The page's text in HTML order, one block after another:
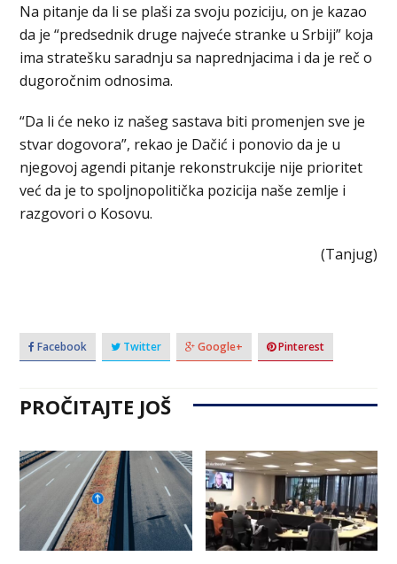
Na pitanje da li se plaši za svoju poziciju, on je kazao
da je “predsednik druge najveće stranke u Srbiji” koja
ima stratešku saradnju sa naprednjacima i da je reč o
dugoročnim odnosima.
“Da li će neko iz našeg sastava biti promenjen sve je
stvar dogovora”, rekao je Dačić i ponovio da je u
njegovoj agendi pitanje rekonstrukcije nije prioritet
već da je to spoljnopolitička pozicija naše zemlje i
razgovori o Kosovu.
(Tanjug)
Facebook Twitter Google+ Pinterest
PROČITAJTE JOŠ